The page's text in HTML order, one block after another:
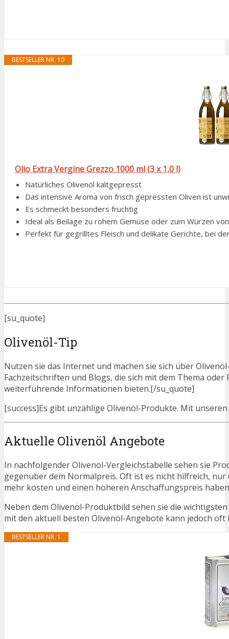
BESTSELLER NR. 10
Olio Extra Vergine Grezzo 1000 ml (3 x 1,0 l)
Natürliches Olivenöl kaltgepresst
Das intensive Aroma von frisch gepressten Oliven ist
Es schmeckt besonders fruchtig
Ideal als Beilage zu rohem Gemüse oder zum Würzen
Perfekt für gegrilltes Fleisch und delikate Gerichte, bei
[su_quote]
Olivenöl-Tip
Nutzen sie das Internet und machen sie sich über
Fachzeitschriften und Blogs, die sich mit dem Thema
weiterführende Informationen bieten.[/su_quote]
[success]Es gibt unzählige Olivenöl-Produkte. Mit
Aktuelle Olivenöl Angebote
In nachfolgender Olivenöl-Vergleichstabelle sehen sie
gegenüber dem Normalpreis. Oft ist es nicht hilfreich,
mehr kosten und einen höheren Anschaffungspreis
Neben dem Olivenöl-Produktbild sehen sie die
mit den aktuell besten Olivenöl-Angebote kann jedoch
BESTSELLER NR. 1